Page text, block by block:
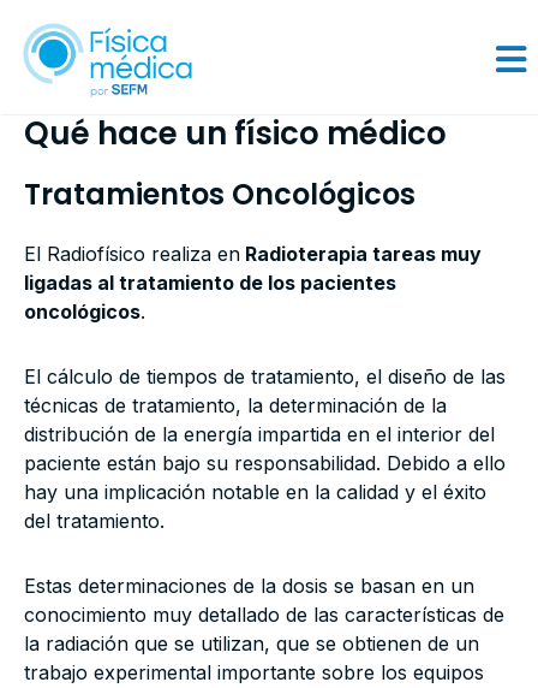
Qué hace un físico médico
Tratamientos Oncológicos
El Radiofísico realiza en Radioterapia tareas muy
ligadas al tratamiento de los pacientes
oncológicos.
El cálculo de tiempos de tratamiento, el diseño de las
técnicas de tratamiento, la determinación de la
distribución de la energía impartida en el interior del
paciente están bajo su responsabilidad. Debido a ello
hay una implicación notable en la calidad y el éxito
del tratamiento.
Estas determinaciones de la dosis se basan en un
conocimiento muy detallado de las características de
la radiación que se utilizan, que se obtienen de un
trabajo experimental importante sobre los equipos